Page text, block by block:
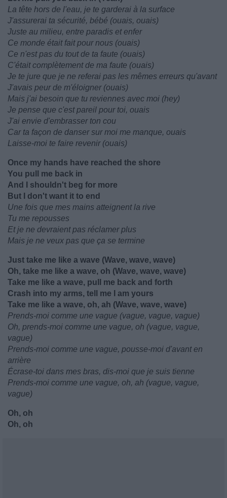
La tête hors de l'eau, je te garderai à la surface
J'assurerai ta sécurité, bébé (ouais, ouais)
Juste au milieu, entre paradis et enfer
Ce monde était fait pour nous (ouais)
Ce n'est pas du tout de ta faute (ouais)
C'était complètement de ma faute (ouais)
Je te jure que je ne referai pas les mêmes erreurs qu'avant
J'avais peur de m'éloigner (ouais)
Mais j'ai besoin que tu reviennes avec moi (hey)
Je pense que c'est pareil pour toi, ouais
J'ai envie d'embrasser ton cou
Car ta façon de danser sur moi me manque, ouais
Laisse-moi te faire revenir (ouais)
Once my hands have reached the shore
You pull me back in
And I shouldn't beg for more
But I don't want it to end
Une fois que mes mains atteignent la rive
Tu me repousses
Et je ne devraient pas réclamer plus
Mais je ne veux pas que ça se termine
Just take me like a wave (Wave, wave, wave)
Oh, take me like a wave, oh (Wave, wave, wave)
Take me like a wave, pull me back and forth
Crash into my arms, tell me I am yours
Take me like a wave, oh, ah (Wave, wave, wave)
Prends-moi comme une vague (vague, vague, vague)
Oh, prends-moi comme une vague, oh (vague, vague,
vague)
Prends-moi comme une vague, pousse-moi d'avant en
arrière
Écrase-toi dans mes bras, dis-moi que je suis tienne
Prends-moi comme une vague, oh, ah (vague, vague,
vague)
Oh, oh
Oh, oh